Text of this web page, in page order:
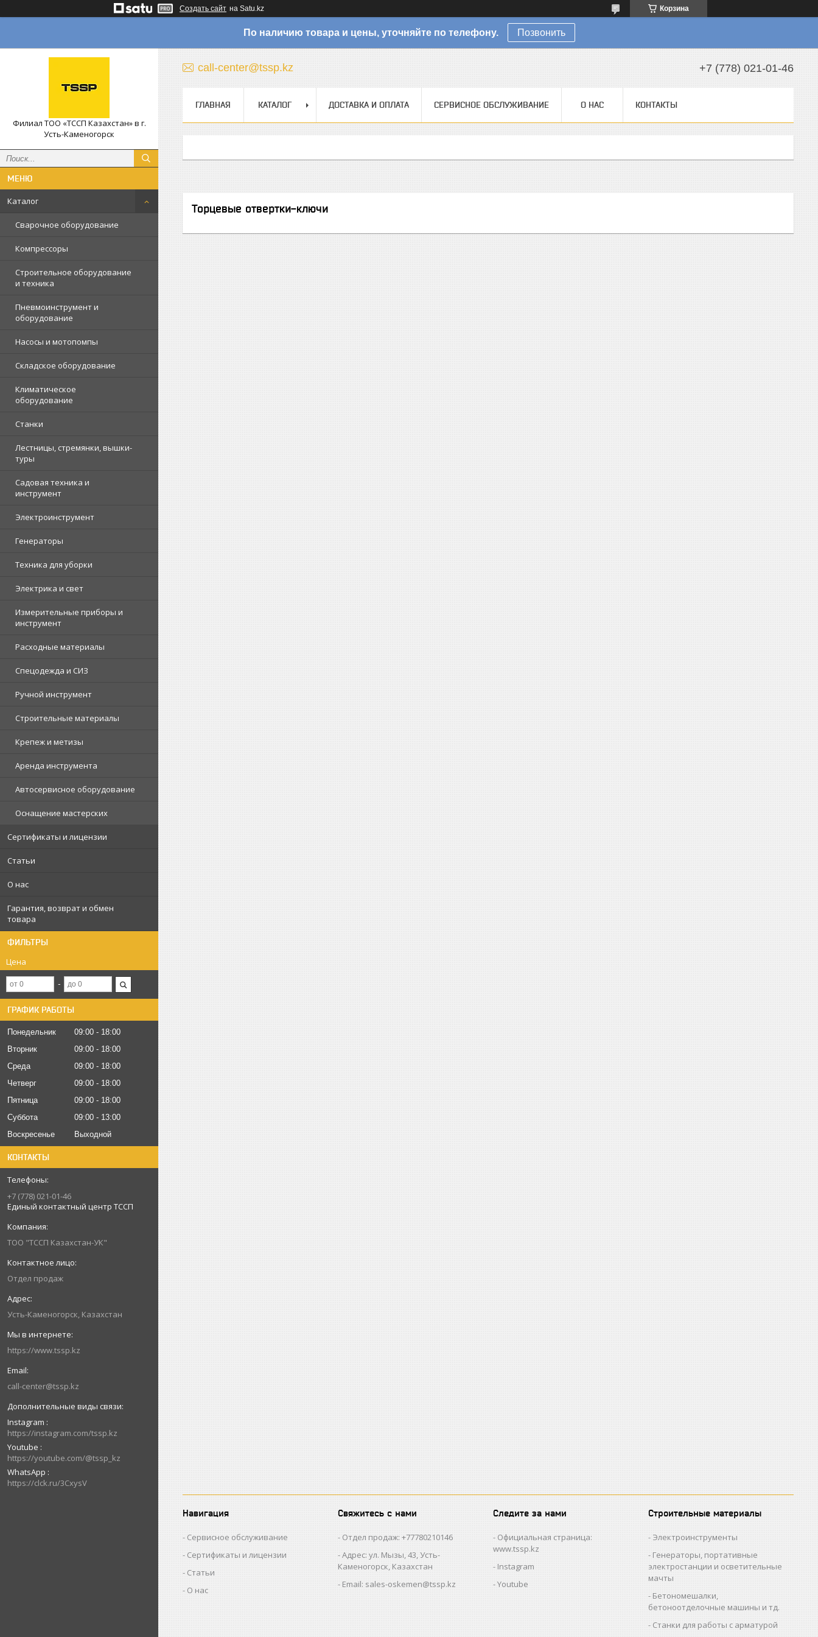
Создать сайт на Satu.kz Корзина
По наличию товара и цены, уточняйте по телефону. Позвонить
Филиал ТОО «ТССП Казахстан» в г.
Усть-Каменогорск
Каталог
Сварочное оборудование
Компрессоры
Строительное оборудование
и техника
Пневмоинструмент и
оборудование
Насосы и мотопомпы
Складское оборудование
Климатическое
оборудование
Станки
Лестницы, стремянки, вышки-
туры
Садовая техника и
инструмент
Электроинструмент
Генераторы
Техника для уборки
Электрика и свет
Измерительные приборы и
инструмент
Расходные материалы
Спецодежда и СИЗ
Ручной инструмент
Строительные материалы
Крепеж и метизы
Аренда инструмента
Автосервисное оборудование
Оснащение мастерских
Сертификаты и лицензии
Статьи
О нас
Гарантия, возврат и обмен
товара
ФИЛЬТРЫ
Цена
ГРАФИК РАБОТЫ
Понедельник 09:00
18:00
Вторник
09:00
18:00
Среда
09:00
18:00
Четверг
09:00
18:00
Пятница
09:00
18:00
Суббота
09:00
13:00
Воскресенье
Выходной
КОНТАКТЫ
+7 (778) 021-01-46
Единый контактный центр ТССП
ТОО "ТССП Казахстан-УК"
Отдел продаж
Усть-Каменогорск, Казахстан
https://www.tssp.kz
call-center@tssp.kz
Instagram
https://instagram.com/tssp.kz
Youtube
https://youtube.com/@tssp_kz
WhatsApp
https://clck.ru/3CxysV
call-center@tssp.kz +7 (778) 021-01-46
ГЛАВНАЯ КАТАЛОГ ДОСТАВКА И ОПЛАТА СЕРВИСНОЕ ОБСЛУЖИВАНИЕ О НАС КОНТАКТЫ
Торцевые отвертки-ключи
Навигация
Сервисное обслуживание
Сертификаты и лицензии
Статьи
О нас
Свяжитесь с нами
Отдел продаж: +77780210146
Адрес: ул. Мызы, 43, Усть-
Каменогорск, Казахстан
Email: sales-oskemen@tssp.kz
Следите за нами
Официальная страница:
www.tssp.kz
Instagram
Youtube
Строительные материалы
Электроинструменты
Генераторы, портативные
электростанции и осветительные
мачты
Бетономешалки,
бетоноотделочные машины и тд.
Станки для работы с арматурой